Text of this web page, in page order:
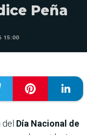
Peña
15:00
Día Nacional de